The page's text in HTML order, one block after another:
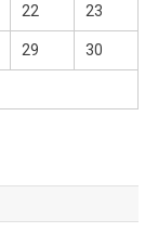
22 23
29 30